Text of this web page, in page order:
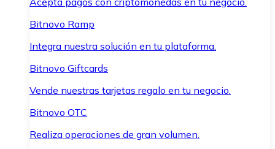
Bitnovo Ramp
Integra nuestra solución en tu plataforma.
Bitnovo Giftcards
Vende nuestras tarjetas regalo en tu negocio.
Bitnovo OTC
Realiza operaciones de gran volumen.